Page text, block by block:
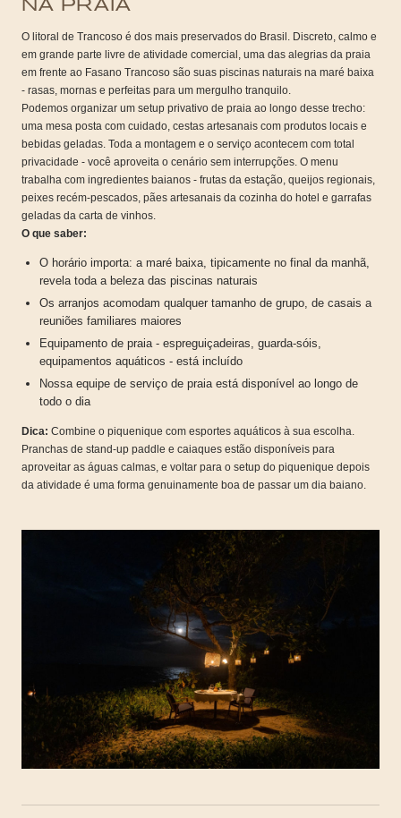
O litoral de Trancoso é dos mais preservados do Brasil. Discreto, calmo e
em grande parte livre de atividade comercial, uma das alegrias da praia
em frente ao Fasano Trancoso são suas piscinas naturais na maré baixa
- rasas, mornas e perfeitas para um mergulho tranquilo.
Podemos organizar um setup privativo de praia ao longo desse trecho:
uma mesa posta com cuidado, cestas artesanais com produtos locais e
bebidas geladas. Toda a montagem e o serviço acontecem com total
privacidade - você aproveita o cenário sem interrupções. O menu
trabalha com ingredientes baianos - frutas da estação, queijos regionais,
peixes recém-pescados, pães artesanais da cozinha do hotel e garrafas
geladas da carta de vinhos.
O que saber:
O horário importa: a maré baixa, tipicamente no final da manhã,
revela toda a beleza das piscinas naturais
Os arranjos acomodam qualquer tamanho de grupo, de casais a
reuniões familiares maiores
Equipamento de praia - espreguiçadeiras, guarda-sóis,
equipamentos aquáticos - está incluído
Nossa equipe de serviço de praia está disponível ao longo de
todo o dia
Dica: Combine o piquenique com esportes aquáticos à sua escolha.
Pranchas de stand-up paddle e caiaques estão disponíveis para
aproveitar as águas calmas, e voltar para o setup do piquenique depois
da atividade é uma forma genuinamente boa de passar um dia baiano.